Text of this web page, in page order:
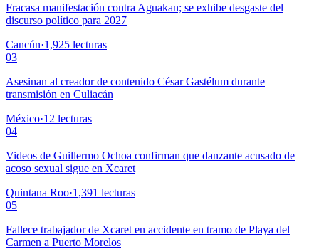
Fracasa manifestación contra Aguakan; se exhibe desgaste del
discurso político para 2027
Cancún·1,925 lecturas
03
Asesinan al creador de contenido César Gastélum durante
transmisión en Culiacán
México·12 lecturas
04
Videos de Guillermo Ochoa confirman que danzante acusado de
acoso sexual sigue en Xcaret
Quintana Roo·1,391 lecturas
05
Fallece trabajador de Xcaret en accidente en tramo de Playa del
Carmen a Puerto Morelos